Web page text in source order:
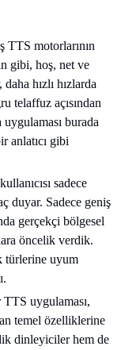
TTS motorlarının
gibi, hoş, net ve
hızlı hızlarda
telaffuz açısından
burada
anlatıcı gibi
sadece
duyar. Sadece geniş
gerçekçi bölgesel
öncelik verdik.
türlerine uyum
uygulaması,
temel özelliklerine
dinleyiciler hem de